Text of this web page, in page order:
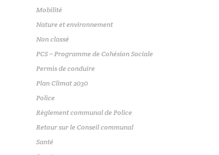
Mobilité
Nature et environnement
Non classé
PCS – Programme de Cohésion Sociale
Permis de conduire
Plan Climat 2030
Police
Règlement communal de Police
Retour sur le Conseil communal
Santé